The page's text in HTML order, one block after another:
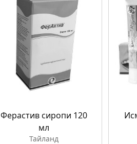
Фераcтив сиропи 120
мл
Тайланд